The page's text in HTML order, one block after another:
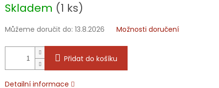
cena:
Skladem (1 ks)
Můžeme doručit do: 13.8.2026 Možnosti doručení
Přidat do košíku
Detailní informace